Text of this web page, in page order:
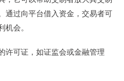
通过向平台借入资金，交易者可
会。
许可证，如证监会或金融管理